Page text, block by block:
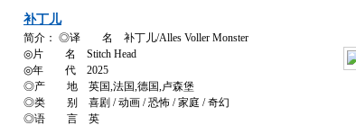
补丁儿
简介： ◎译 名 补丁儿/Alles Voller Monster
◎片 名 Stitch Head
◎年 代 2025
◎产 地 英国,法国,德国,卢森堡
◎类 别 喜剧 / 动画 / 恐怖 / 家庭 / 奇幻
◎语 言 英